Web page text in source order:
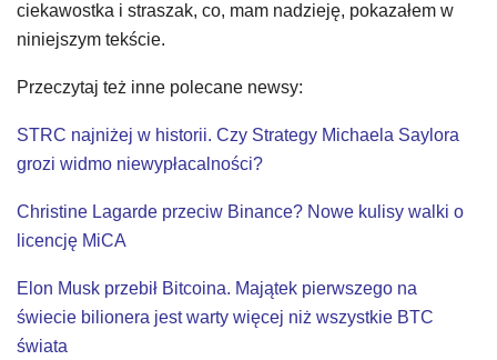
ciekawostka i straszak, co, mam nadzieję, pokazałem w
niniejszym tekście.
Przeczytaj też inne polecane newsy:
STRC najniżej w historii. Czy Strategy Michaela Saylora
grozi widmo niewypłacalności?
Christine Lagarde przeciw Binance? Nowe kulisy walki o
licencję MiCA
Elon Musk przebił Bitcoina. Majątek pierwszego na
świecie bilionera jest warty więcej niż wszystkie BTC
świata